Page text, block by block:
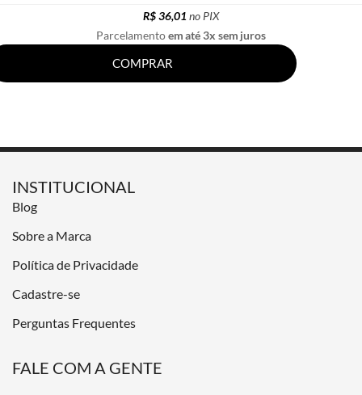
R$ 36,01 no PIX
Parcelamentoem até 3x sem juros
COMPRAR
INSTITUCIONAL
Blog
Sobre a Marca
Política de Privacidade
Cadastre-se
Perguntas Frequentes
FALE COM A GENTE